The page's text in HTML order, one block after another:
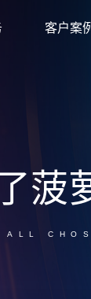
客户案例
菠
ALL